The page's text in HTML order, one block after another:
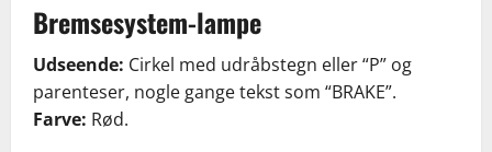
Bremsesystem-lampe
Udseende: Cirkel med udråbstegn eller “P” og
parenteser, nogle gange tekst som “BRAKE”.
Farve: Rød.